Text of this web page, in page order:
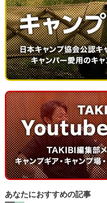
あなたにおすすめの記事